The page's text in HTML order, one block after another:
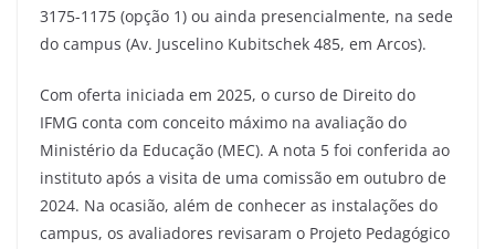
3175-1175 (opção 1) ou ainda presencialmente, na sede
do campus (Av. Juscelino Kubitschek 485, em Arcos).
Com oferta iniciada em 2025, o curso de Direito do
IFMG conta com conceito máximo na avaliação do
Ministério da Educação (MEC). A nota 5 foi conferida ao
instituto após a visita de uma comissão em outubro de
2024. Na ocasião, além de conhecer as instalações do
campus, os avaliadores revisaram o Projeto Pedagógico